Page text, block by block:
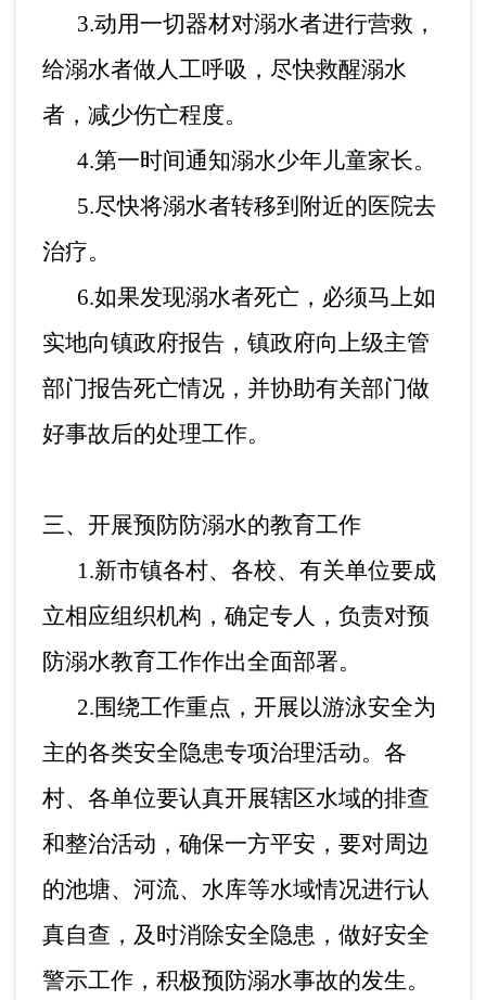
3.动用一切器材对溺水者进行营救，
给溺水者做人工呼吸，尽快救醒溺水
者，减少伤亡程度。
4.第一时间通知溺水少年儿童家长。
5.尽快将溺水者转移到附近的医院去
治疗。
6.如果发现溺水者死亡，必须马上如
实地向镇政府报告，镇政府向上级主管
部门报告死亡情况，并协助有关部门做
好事故后的处理工作。
三、 开展预防防溺水的教育工作
1.新市镇各村、各校、有关单位要成
立相应组织机构，确定专人，负责对预
防溺水教育工作作出全面部署。
2.围绕工作重点，开展以游泳安全为
主的各类安全隐患专项治理活动。各
村、各单位要认真开展辖区水域的排查
和整治活动，确保一方平安，要对周边
的池塘、河流、水库等水域情况进行认
真自查，及时消除安全隐患，做好安全
警示工作，积极预防溺水事故的发生。